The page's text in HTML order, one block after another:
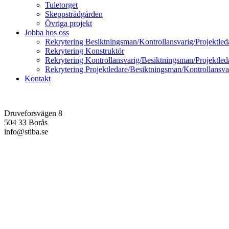
Tuletorget
Skeppsträdgården
Övriga projekt
Jobba hos oss
Rekrytering Besiktningsman/Kontrollansvarig/
Rekrytering Konstruktör
Rekrytering Kontrollansvarig/Besiktningsman/
Rekrytering Projektledare/Besiktningsman/
Kontakt
Druveforsvägen 8
504 33 Borås
info@stiba.se